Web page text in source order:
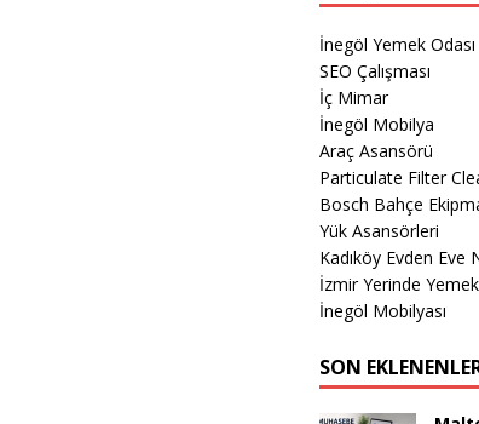
İnegöl Yemek Odası
SEO Çalışması
İç Mimar
İnegöl Mobilya
Araç Asansörü
Particulate Filter
Bosch Bahçe
Yük Asansörleri
Kadıköy Evden Eve
İzmir Yerinde Yemek
İnegöl Mobilyası
SON